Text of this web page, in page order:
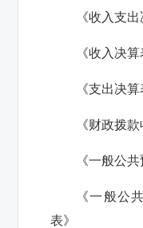
《收入支
《收入决算
《支出决算
《财政拨
《一般公
《一般公
表》